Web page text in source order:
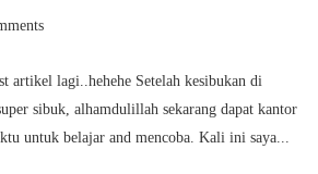
artikel lagi..hehehe Setelah kesibukan di
sibuk, alhamdulillah sekarang dapat kantor
untuk belajar and mencoba. Kali ini saya...